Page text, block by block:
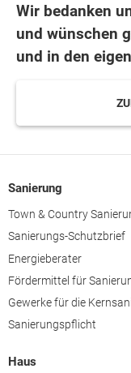
Wir bedanken
und wünschen
und in den
Sanierung
Town & Country
Sanierungs-Schutzbrief
Energieberater
Fördermittel für
Gewerke für die
Sanierungspflicht
Haus